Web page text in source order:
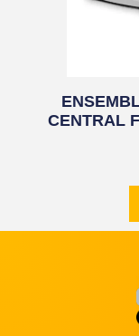
CENTRAL